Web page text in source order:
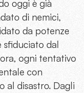
oggi è già
di nemici,
da potenze
sfiduciato dal
ogni tentativo
con
al disastro. Dagli